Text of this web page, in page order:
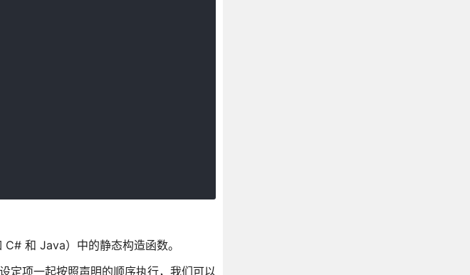
和 Java）中的静态构造函数。
定项一起按照声明的顺序执行，我们可以